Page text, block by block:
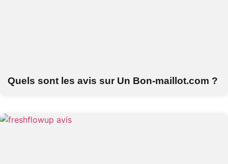
Quels sont les avis sur Un Bon-maillot.com ?